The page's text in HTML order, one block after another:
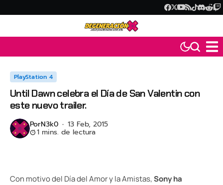
PlayStation 4
Until Dawn celebra el Día de San Valentin con
este nuevo trailer.
PorN3k0 13 Feb, 2015
1 mins. de lectura
Con motivo del Día del Amor y la Amistas,Sony ha